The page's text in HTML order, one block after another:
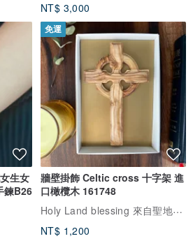
NT$ 3,000
生女
鍊B26
免運
牆壁掛飾 Celtic cross 十字架 進
口橄欖木 161748
Holy Land blessing 來自聖地的祝福
NT$ 1,200